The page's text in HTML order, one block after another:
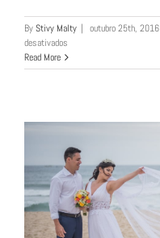
ByStivy Malty | outubro 25th, 2016
desativados
Casamento
Vanessa
Read More